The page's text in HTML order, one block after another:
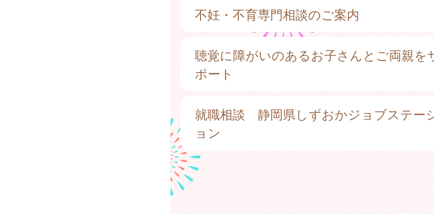
不妊・不育専門相談のご案内
聴覚に障がいのあるお子さんとご両親を
ポート
就職相談 静岡県しずおかジョブステー
ョン